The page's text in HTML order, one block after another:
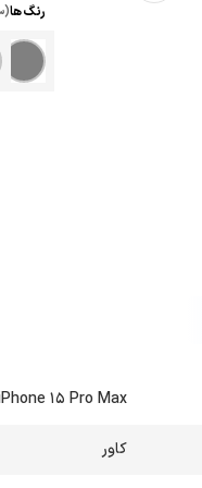
رنگ ها
15 Pro Max
کاور